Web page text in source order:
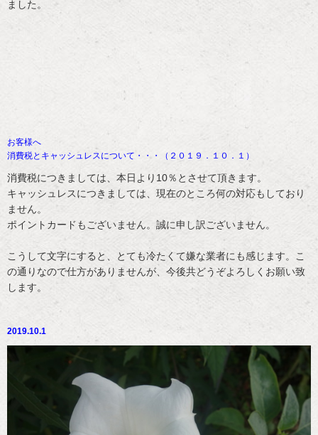
ました。
お客様へ
消費税とキャッシュレスについて・・・（２０１９．１０．１）
消費税につきましては、本日より10％とさせて頂きます。
キャッシュレスにつきましては、現在のところ何の対応もしており
ません。
ポイントカードもございません。誠に申し訳ございません。
こうして文字にすると、とても冷たくて嫌な業者にも感じます。こ
の通りなので仕方がありませんが、今後共どうぞよろしくお願い致
します。
2019.10.1